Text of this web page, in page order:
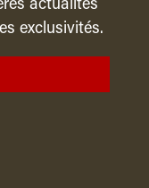
actualités
exclusivités.